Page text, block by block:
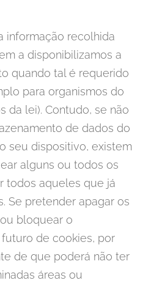
informação recolhida
a disponibilizamos a
quando tal é requerido
para organismos do
da lei). Contudo, se não
de dados do
seu dispositivo, existem
alguns ou todos os
todos aqueles que já
Se pretender apagar os
bloquear o
de cookies, por
de que poderá não ter
áreas ou